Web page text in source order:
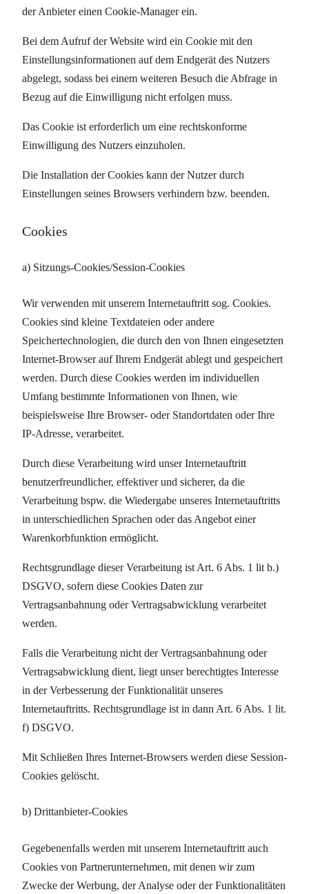
der Anbieter einen Cookie-Manager ein.
Bei dem Aufruf der Website wird ein Cookie mit den
Einstellungsinformationen auf dem Endgerät des Nutzers
abgelegt, sodass bei einem weiteren Besuch die Abfrage in
Bezug auf die Einwilligung nicht erfolgen muss.
Das Cookie ist erforderlich um eine rechtskonforme
Einwilligung des Nutzers einzuholen.
Die Installation der Cookies kann der Nutzer durch
Einstellungen seines Browsers verhindern bzw. beenden.
Cookies
a) Sitzungs-Cookies/Session-Cookies
Wir verwenden mit unserem Internetauftritt sog. Cookies.
Cookies sind kleine Textdateien oder andere
Speichertechnologien, die durch den von Ihnen eingesetzten
Internet-Browser auf Ihrem Endgerät ablegt und gespeichert
werden. Durch diese Cookies werden im individuellen
Umfang bestimmte Informationen von Ihnen, wie
beispielsweise Ihre Browser- oder Standortdaten oder Ihre
IP-Adresse, verarbeitet.
Durch diese Verarbeitung wird unser Internetauftritt
benutzerfreundlicher, effektiver und sicherer, da die
Verarbeitung bspw. die Wiedergabe unseres Internetauftritts
in unterschiedlichen Sprachen oder das Angebot einer
Warenkorbfunktion ermöglicht.
Rechtsgrundlage dieser Verarbeitung ist Art. 6 Abs. 1 lit b.)
DSGVO, sofern diese Cookies Daten zur
Vertragsanbahnung oder Vertragsabwicklung verarbeitet
werden.
Falls die Verarbeitung nicht der Vertragsanbahnung oder
Vertragsabwicklung dient, liegt unser berechtigtes Interesse
in der Verbesserung der Funktionalität unseres
Internetauftritts. Rechtsgrundlage ist in dann Art. 6 Abs. 1 lit.
f) DSGVO.
Mit Schließen Ihres Internet-Browsers werden diese Session-
Cookies gelöscht.
b) Drittanbieter-Cookies
Gegebenenfalls werden mit unserem Internetauftritt auch
Cookies von Partnerunternehmen, mit denen wir zum
Zwecke der Werbung, der Analyse oder der Funktionalitäten